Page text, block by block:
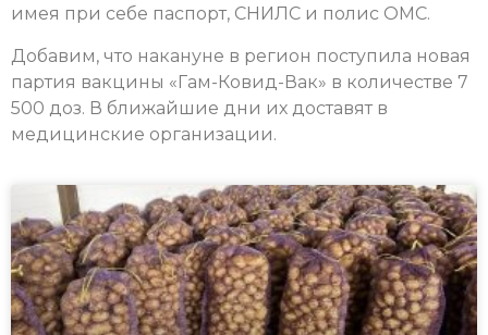
имея при себе паспорт, СНИЛС и полис ОМС.
Добавим, что накануне в регион поступила новая
партия вакцины «Гам-Ковид-Вак» в количестве 7
500 доз. В ближайшие дни их доставят в
медицинские организации.